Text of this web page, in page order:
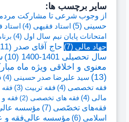
سایر برچسب ها:
از وجوب شرعی تا مشارکت
حسینی (5) استاد فقیهی (4)
امتحانات پایان نیم سال اول (4)
جهاد مالی (7) حاج آقای صدر (11)
سال تحصیلی 1401-1400 (10)
معنوی و اخلاقی ویژه ماه
(13)
سید علیرضا صدر حسینی (4)
فقه تخصصی (4) فقه تربیت (3) فقه
مالی (4) فقه های تخصصی (2) فقه و
فقه‌های تخصّصی (7)
مؤسسه
اسلامی (6) مؤسسه عالی‌فقه و